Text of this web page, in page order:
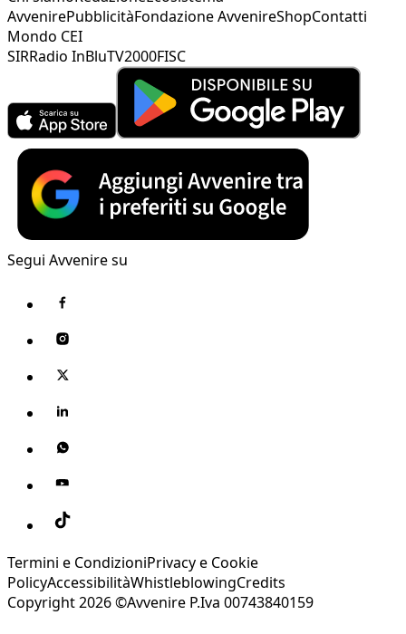
AvvenirePubblicitàFondazione AvvenireShopContatti
Mondo CEI
SIRRadio InBluTV2000FISC
Segui Avvenire su
Termini e CondizioniPrivacy e Cookie
PolicyAccessibilitàWhistleblowingCredits
Copyright 2026 ©Avvenire P.Iva 00743840159